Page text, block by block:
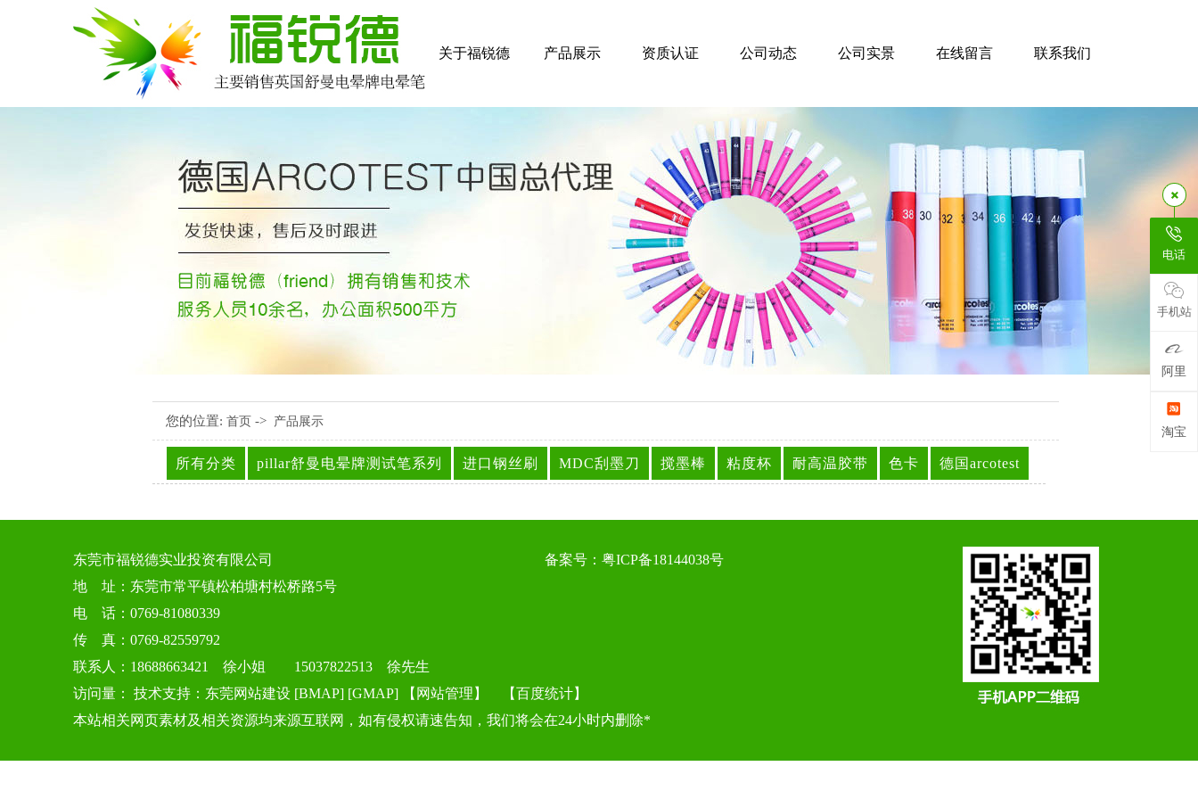
关于福锐德 产品展示 资质认证 公司动态 公司实景 在线留言 联系我们
您的位置: 首页 -> 产品展示
所有分类 pillar舒曼电晕牌测试笔系列 进口钢丝刷 MDC刮墨刀 搅墨棒 粘度杯 耐高温胶带 色卡 德国arcotest
东莞市福锐德实业投资有限公司 备案号： 粤ICP备18144038号
地 址：东莞市常平镇松柏塘村松桥路5号
电 话：0769-81080339
传 真：0769-82559792
联系人：18688663421 徐小姐 15037822513 徐先生
访问量：
技术支持： 东莞网站建设 [BMAP] [GMAP] 【网站管理】 【百度统计】
本站相关网页素材及相关资源均来源互联网，如有侵权请速告知，我们将会在24小时内删除*
电话
手机站
阿里
淘宝